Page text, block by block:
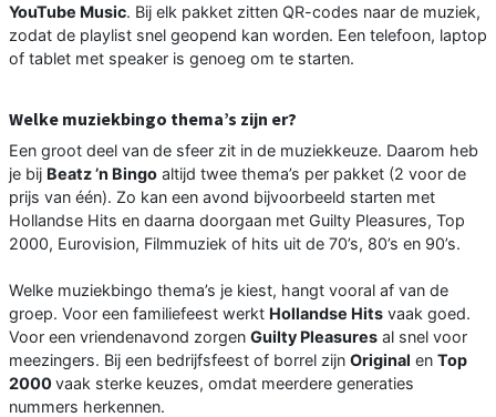
YouTube Music. Bij elk pakket zitten QR-codes naar de muziek,
zodat de playlist snel geopend kan worden. Een telefoon, laptop
of tablet met speaker is genoeg om te starten.
Welke muziekbingo thema’s zijn er?
Een groot deel van de sfeer zit in de muziekkeuze. Daarom heb
je bij Beatz ’n Bingo altijd twee thema’s per pakket (2 voor de
prijs van één). Zo kan een avond bijvoorbeeld starten met
Hollandse Hits en daarna doorgaan met Guilty Pleasures, Top
2000, Eurovision, Filmmuziek of hits uit de 70’s, 80’s en 90’s.
Welke muziekbingo thema’s je kiest, hangt vooral af van de
groep. Voor een familiefeest werkt Hollandse Hits vaak goed.
Voor een vriendenavond zorgen Guilty Pleasures al snel voor
meezingers. Bij een bedrijfsfeest of borrel zijn Original en Top
2000vaak sterke keuzes, omdat meerdere generaties
nummers herkennen.